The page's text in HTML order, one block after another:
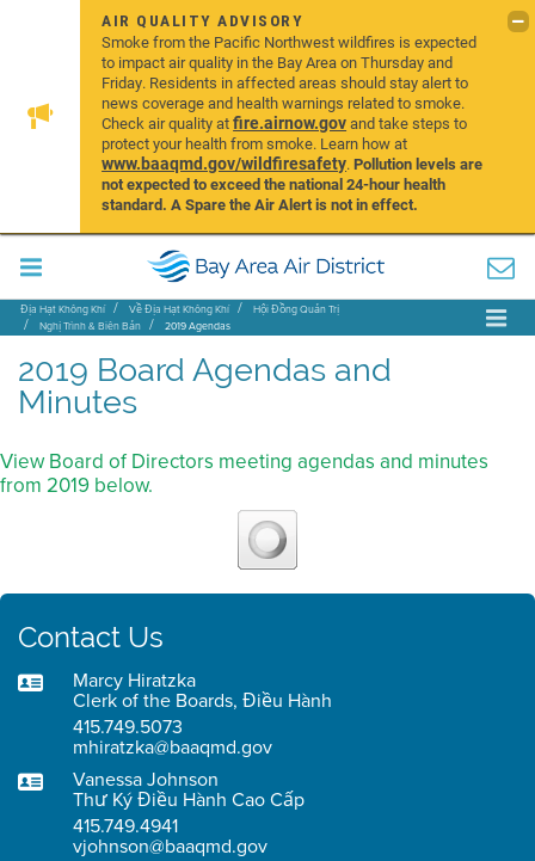
AIR QUALITY ADVISORY
Smoke from the Pacific Northwest wildfires is expected
to impact air quality in the Bay Area on Thursday and
Friday. Residents in affected areas should stay alert to
news coverage and health warnings related to smoke.
Check air quality atfire.airnow.govand take steps to
protect your health from smoke. Learn how at
www.baaqmd.gov/wildfiresafety.Pollution levels are
not expected to exceed the national 24-hour health
standard. A Spare the Air Alert is not in effect.
Địa Hạt Không Khí Về Địa Hạt Không Khí
Hội Đồng Quản Trị
Nghị Trình & Biên Bản
2019 Agendas
2019 Board Agendas and
Minutes
View Board of Directors meeting agendas and minutes
from 2019 below.
Contact Us
Marcy Hiratzka
Clerk of the Boards, Điều Hành
415.749.5073
mhiratzka@baaqmd.gov
Vanessa Johnson
Thư Ký Điều Hành Cao Cấp
415.749.4941
vjohnson@baaqmd.gov